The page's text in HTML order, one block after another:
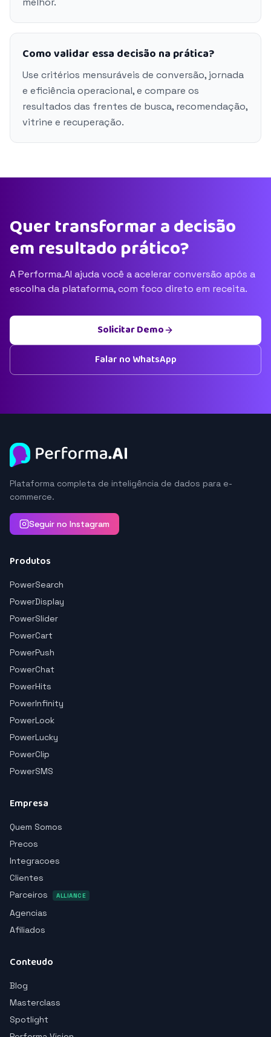
Como validar essa decisão na prática?
Use critérios mensuráveis de conversão, jornada
e eficiência operacional, e compare os
resultados das frentes de busca, recomendação,
vitrine e recuperação.
Quer transformar a decisão
em resultado prático?
A Performa.AI ajuda você a acelerar conversão após a
escolha da plataforma, com foco direto em receita.
Solicitar Demo
Falar no WhatsApp
Plataforma completa de inteligência de dados para e-
commerce.
Seguir no Instagram
Produtos
PowerSearch
PowerDisplay
PowerSlider
PowerCart
PowerPush
PowerChat
PowerHits
PowerInfinity
PowerLook
PowerLucky
PowerClip
PowerSMS
Empresa
Quem Somos
Precos
Integracoes
Clientes
Parceiros
ALLIANCE
Agencias
Afiliados
Conteudo
Blog
Masterclass
Spotlight